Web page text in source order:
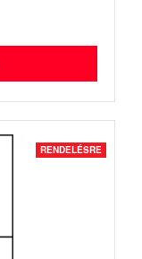
RENDELÉSRE